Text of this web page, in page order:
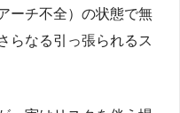
ーチ不全）の状態で無
らなる引っ張られるス